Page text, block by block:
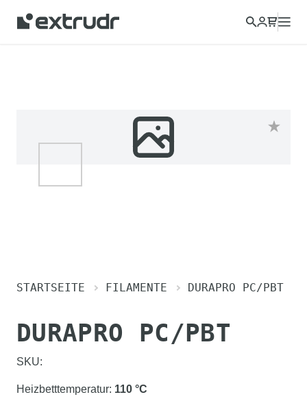
STARTSEITE FILAMENTE DURAPRO PC/PBT
DURAPRO PC/PBT
SKU:
Heizbetttemperatur: 110 °C